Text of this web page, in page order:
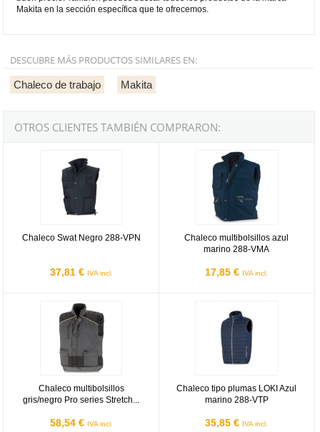
Makita en la sección específica que te ofrecemos.
DESCUBRE MÁS PRODUCTOS SIMILARES EN:
Chaleco de trabajo Makita
OTROS CLIENTES TAMBIÉN COMPRARON:
Chaleco Swat Negro 288-VPN
37,81 € IVA incl.
Chaleco multibolsillos azul
marino 288-VMA
17,85 € IVA incl.
Chaleco multibolsillos azul
Chaleco multibolsillos
gris/negro Pro series Stretch...
58,54 € IVA incl.
Chaleco multibolsillos gris/negro Pro series Stretch 288VPSGNE
Chaleco tipo plumas LOKI Azul
marino 288-VTP
35,85 € IVA incl.